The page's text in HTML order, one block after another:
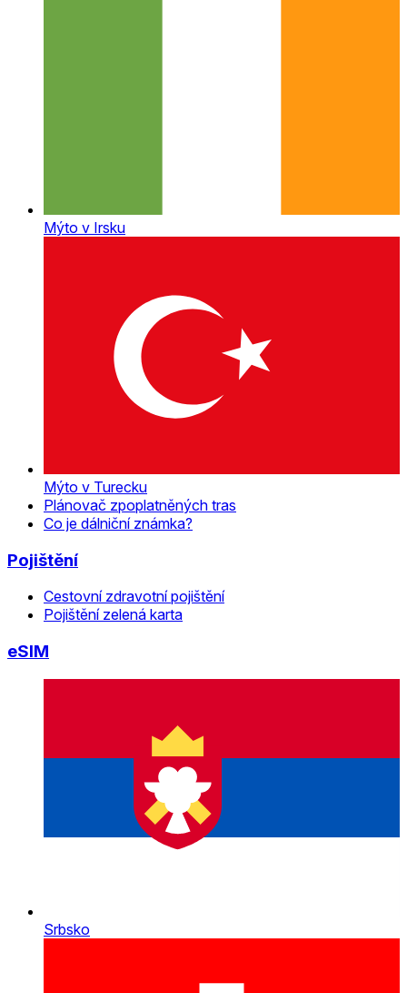
Mýto v Irsku
Mýto v Turecku
Plánovač zpoplatněných tras
Co je dálniční známka?
Pojištění
Cestovní zdravotní pojištění
Pojištění zelená karta
eSIM
Srbsko